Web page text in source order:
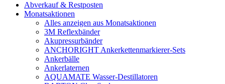
Abverkauf & Restposten
Monatsaktionen
Alles anzeigen aus Monatsaktionen
3M Reflexbänder
Akupressurbänder
ANCHORIGHT Ankerkettenmarkierer-Sets
Ankerbälle
Ankerlaternen
AQUAMATE Wasser-Destillatoren